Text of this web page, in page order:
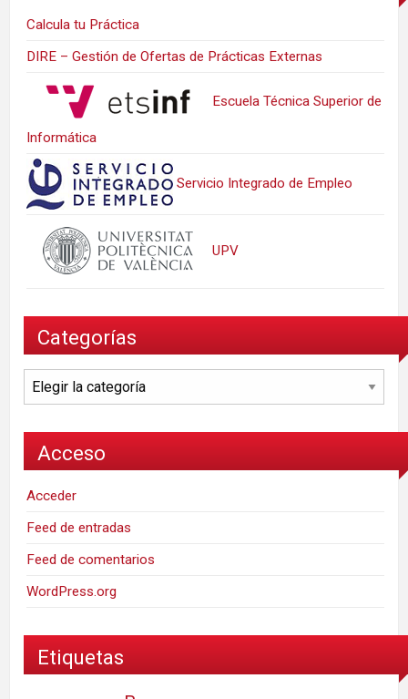
Calcula tu Práctica
DIRE – Gestión de Ofertas de Prácticas Externas
Escuela Técnica Superior de
Informática
Servicio Integrado de Empleo
UPV
Categorías
Categorías
Acceso
Acceder
Feed de entradas
Feed de comentarios
WordPress.org
Etiquetas